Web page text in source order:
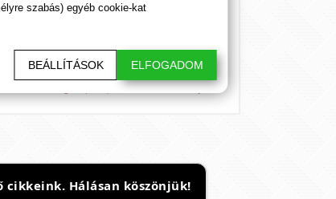
megadott termékjellemzők és hatások egyéntől
nem megállapított, hatására nem bizonyított.
Hálásan köszönjük!
szabás) egyéb cookie-kat
BEÁLLÍTÁSOK ELFOGADOM